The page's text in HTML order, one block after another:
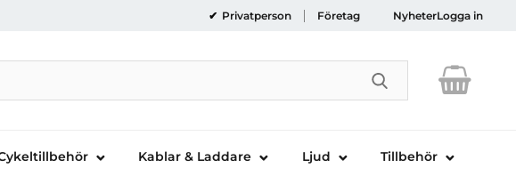
Privatperson Företag NyheterLogga in
Genomför
Kablar & Laddare Ljud Tillbehör